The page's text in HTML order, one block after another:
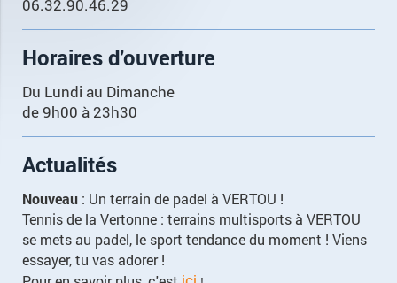
06.32.90.46.29
Horaires d'ouverture
Du Lundi au Dimanche
de 9h00 à 23h30
Actualités
Nouveau : Un terrain de padel à VERTOU !
Tennis de la Vertonne : terrains multisports à VERTOU
se mets au padel, le sport tendance du moment ! Viens
essayer, tu vas adorer !